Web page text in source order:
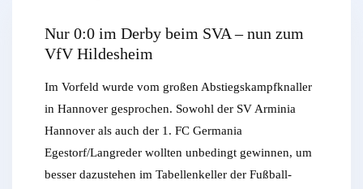
Nur 0:0 im Derby beim SVA – nun zum
VfV Hildesheim
Im Vorfeld wurde vom großen Abstiegskampfknaller
in Hannover gesprochen. Sowohl der SV Arminia
Hannover als auch der 1. FC Germania
Egestorf/Langreder wollten unbedingt gewinnen, um
besser dazustehen im Tabellenkeller der Fußball-